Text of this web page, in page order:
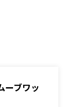
ーブワッ